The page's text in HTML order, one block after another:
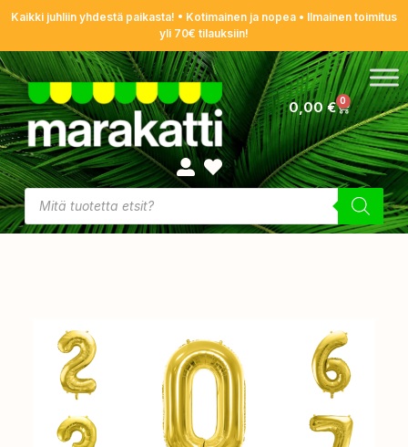
Kaikki juhliin yhdestä paikasta! • Kotimainen ja nopea • Ilmainen toimitus
yli 70€ tilauksiin!
0,00€ 0